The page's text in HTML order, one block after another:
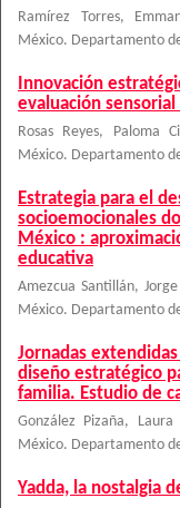
Ramírez Torres,
México. Departamento
Innovación
evaluación
Rosas Reyes, Paloma
México. Departamento
Estrategia para el
socioemocionales
México :
educativa
Amezcua Santillán, Jorge
México. Departamento
Jornadas
diseño estratégico
familia. Estudio de
González Pizaña, Laura
México. Departamento
Yadda, la nostalgia